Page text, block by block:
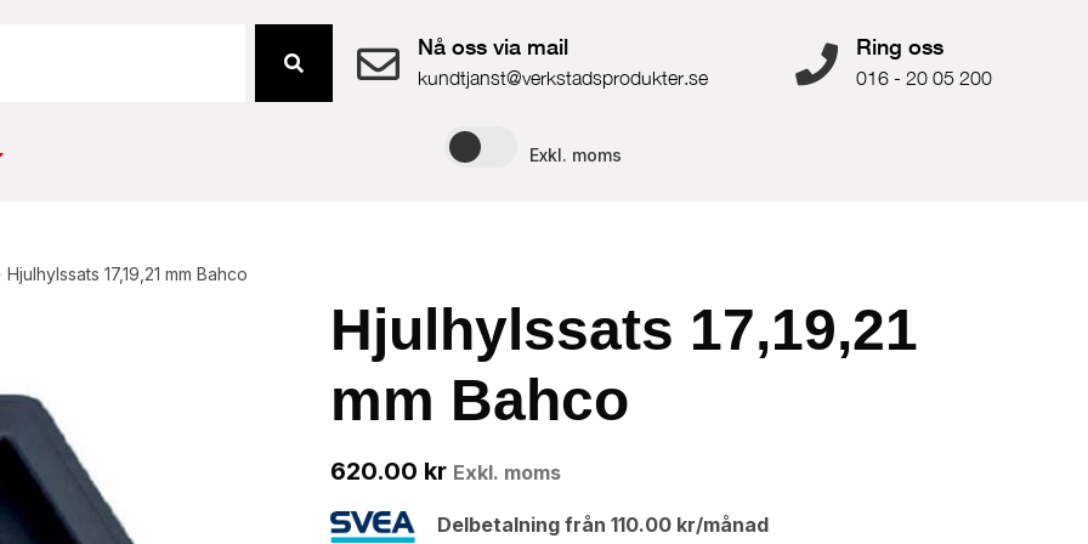
Nå oss via mail
kundtjanst@verkstadsprodukter.se
Ring oss
016 - 20 05 200
Exkl. moms
Hjulhylssats 17,19,21 mm Bahco
Delbetalning från 110.00 kr/månad
620.00 kr Exkl. moms
Hjulhylssats 17,19,21
mm Bahco